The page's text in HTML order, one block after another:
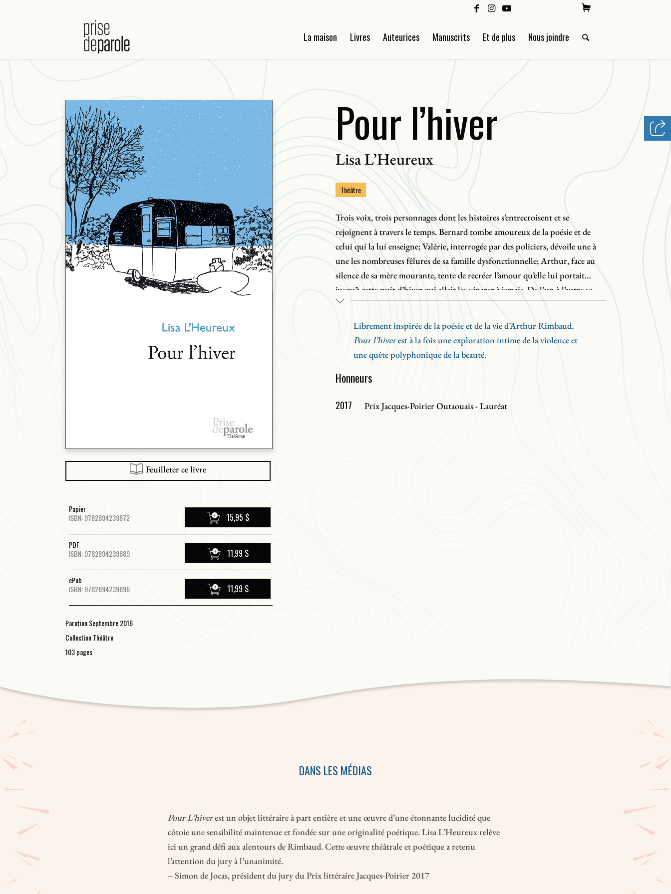
La maison Livres Auteurices Manuscrits Et de plus Nous joindre
Feuilleter ce livre
Papier
ISBN: 9782894239872
15,95 $
PDF
ISBN: 9782894239889
11,99 $
ePub
ISBN: 9782894239896
11,99 $
Parution Septembre 2016
Collection Théâtre
103 pages
Pour l’hiver
Lisa L’Heureux
Théâtre
Trois voix, trois personnages dont les histoires s’entrecroisent et se
rejoignent à travers le temps. Bernard tombe amoureux de la poésie et de
celui qui la lui enseigne; Valérie, interrogée par des policiers, dévoile une à
une les nombreuses fêlures de sa famille dysfonctionnelle; Arthur, face au
silence de sa mère mourante, tente de recréer l’amour qu’elle lui portait
jusqu’à cette nuit d’hiver qui allait les séparer à jamais. De l’un à l’autre se
transmettent la violence et la trahison mais aussi l’espoir, la poésie, et une
Librement inspirée de la poésie et de la vie d’Arthur Rimbaud,
Pour l’hiverest à la fois une exploration intime de la violence et
une quête polyphonique de la beauté.
Honneurs
2017 Prix Jacques-Poirier Outaouais - Lauréat
DANS LES MÉDIAS
Pour L’hiverest un objet littéraire à part entière et une œuvre d’une étonnante lucidité que
côtoie une sensibilité maintenue et fondée sur une originalité poétique. Lisa L’Heureux relève
ici un grand défi aux alentours de Rimbaud. Cette œuvre théâtrale et poétique a retenu
l’attention du jury à l’unanimité.
– Simon de Jocas, président du jury du Prix littéraire Jacques-Poirier 2017